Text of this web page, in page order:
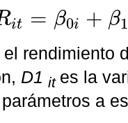
it = β0i + β1
i t=β0 β1D Pit+β2D 1it+e t
el rendimiento
D1 it es la
a